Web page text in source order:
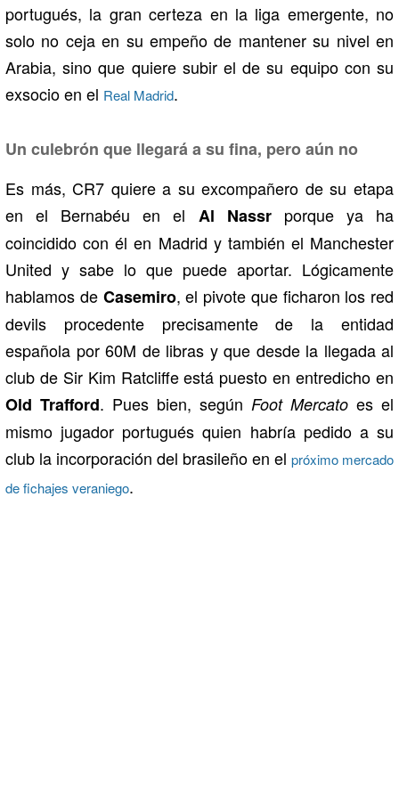
portugués, la gran certeza en la liga emergente, no
solo no ceja en su empeño de mantener su nivel en
Arabia, sino que quiere subir el de su equipo con su
exsocio en el Real Madrid.
Un culebrón que llegará a su fina, pero aún no
Es más, CR7 quiere a su excompañero de su etapa
en el Bernabéu en el Al Nassr porque ya ha
coincidido con él en Madrid y también el Manchester
United y sabe lo que puede aportar. Lógicamente
hablamos de Casemiro, el pivote que ficharon los red
devils procedente precisamente de la entidad
española por 60M de libras y que desde la llegada al
club de Sir Kim Ratcliffe está puesto en entredicho en
Old Trafford. Pues bien, según Foot Mercato es el
mismo jugador portugués quien habría pedido a su
club la incorporación del brasileño en el próximo mercado
de fichajes veraniego.